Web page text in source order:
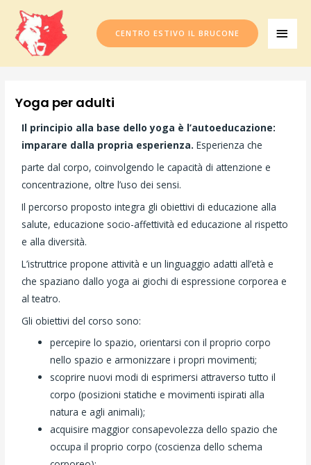
contenuto
CENTRO ESTIVO IL BRUCONE
Yoga per adulti
Il principio alla base dello yoga è l’autoeducazione:
imparare dalla propria esperienza.Esperienza che
parte dal corpo, coinvolgendo le capacità di attenzione e
concentrazione, oltre l’uso dei sensi.
Il percorso proposto integra gli obiettivi di educazione alla
salute, educazione socio-affettività ed educazione al rispetto
e alla diversità.
L’istruttrice propone attività e un linguaggio adatti all’età e
che spaziano dallo yoga ai giochi di espressione corporea e
al teatro.
Gli obiettivi del corso sono:
percepire lo spazio, orientarsi con il proprio corpo
nello spazio e armonizzare i propri movimenti;
scoprire nuovi modi di esprimersi attraverso tutto il
corpo (posizioni statiche e movimenti ispirati alla
natura e agli animali);
acquisire maggior consapevolezza dello spazio che
occupa il proprio corpo (coscienza dello schema